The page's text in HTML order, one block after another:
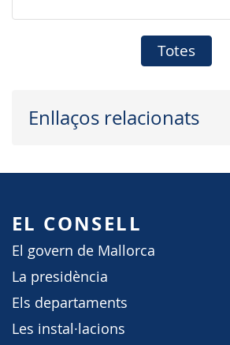
Totes
Enllaços relacionats
EL CONSELL
El govern de Mallorca
La presidència
Els departaments
Les instal·lacions